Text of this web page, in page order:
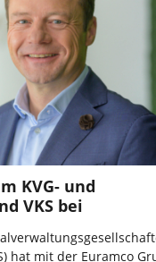
KVG- und
VKS bei
hat mit der Euramco